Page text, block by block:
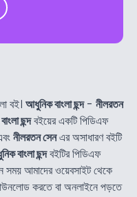
বই। আধুনিক বাংলা ছন্দ- নীলরতন
ছন্দবইয়ের একটি পিডিএফ
নীলরতন সেনএর অসাধারণ বইটি
বাংলা ছন্দবইটির পিডিএফ
সময় আমাদের ওয়েবসাইট থেকে
করতে বা অনলাইনে পড়তে